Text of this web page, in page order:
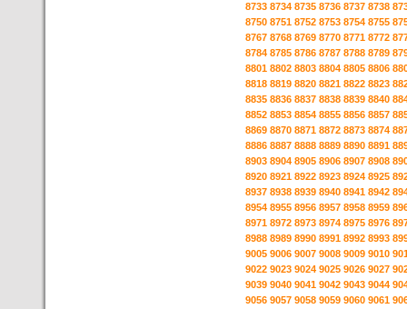
8733 8734 8735 8736 8737 8738
8750 8751 8752 8753 8754 8755
8767 8768 8769 8770 8771 8772
8784 8785 8786 8787 8788 8789
8801 8802 8803 8804 8805 8806
8818 8819 8820 8821 8822 8823
8835 8836 8837 8838 8839 8840
8852 8853 8854 8855 8856 8857
8869 8870 8871 8872 8873 8874
8886 8887 8888 8889 8890 8891
8903 8904 8905 8906 8907 8908
8920 8921 8922 8923 8924 8925
8937 8938 8939 8940 8941 8942
8954 8955 8956 8957 8958 8959
8971 8972 8973 8974 8975 8976
8988 8989 8990 8991 8992 8993
9005 9006 9007 9008 9009 9010
9022 9023 9024 9025 9026 9027
9039 9040 9041 9042 9043 9044
9056 9057 9058 9059 9060 9061